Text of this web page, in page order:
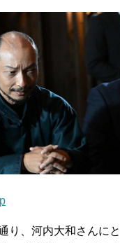
り、河内大和さんに